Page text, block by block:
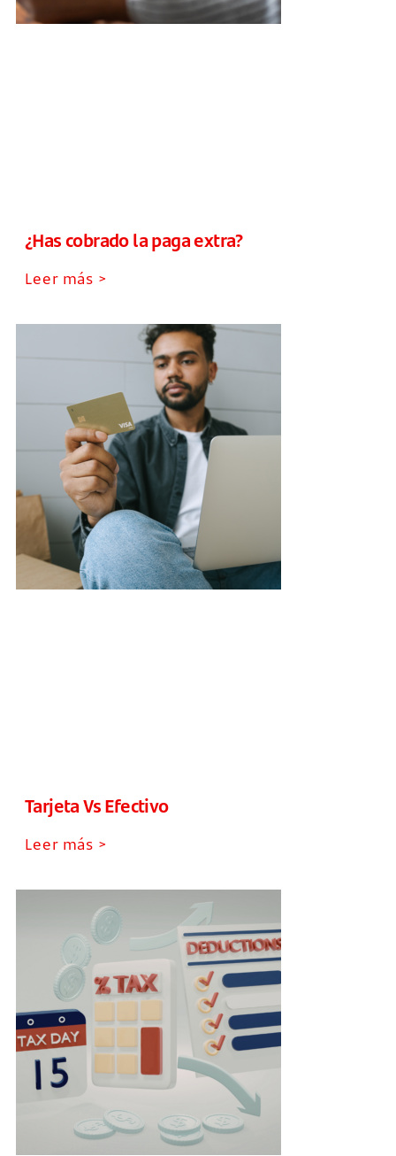
¿Has cobrado la paga extra?
Leer más >
Tarjeta Vs Efectivo
Leer más >